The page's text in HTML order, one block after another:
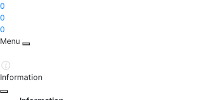
0
0
0
Menu
Information